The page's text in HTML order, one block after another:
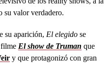
su valor verdadero.
su aparición, El elegido se
El show de Truman que
y que protagonizó con gran